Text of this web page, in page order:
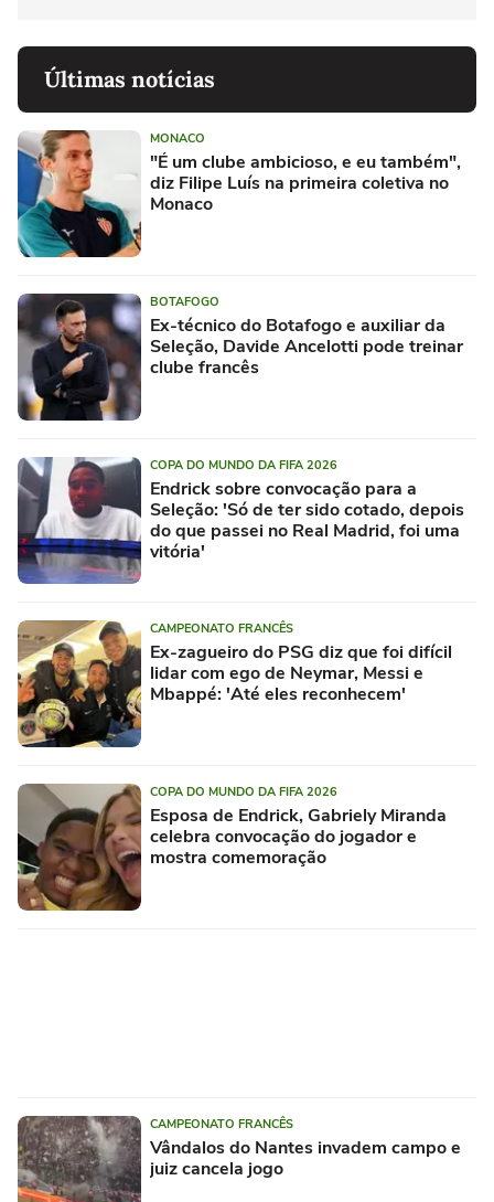
Últimas notícias
MONACO
"É um clube ambicioso, e eu também",
diz Filipe Luís na primeira coletiva no
Monaco
BOTAFOGO
Ex-técnico do Botafogo e auxiliar da
Seleção, Davide Ancelotti pode treinar
clube francês
COPA DO MUNDO DA FIFA 2026
Endrick sobre convocação para a
Seleção: 'Só de ter sido cotado, depois
do que passei no Real Madrid, foi uma
vitória'
CAMPEONATO FRANCÊS
Ex-zagueiro do PSG diz que foi difícil
lidar com ego de Neymar, Messi e
Mbappé: 'Até eles reconhecem'
COPA DO MUNDO DA FIFA 2026
Esposa de Endrick, Gabriely Miranda
celebra convocação do jogador e
mostra comemoração
CAMPEONATO FRANCÊS
Vândalos do Nantes invadem campo e
juiz cancela jogo